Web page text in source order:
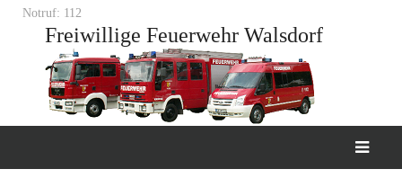
Notruf: 112
Freiwillige Feuerwehr Walsdorf